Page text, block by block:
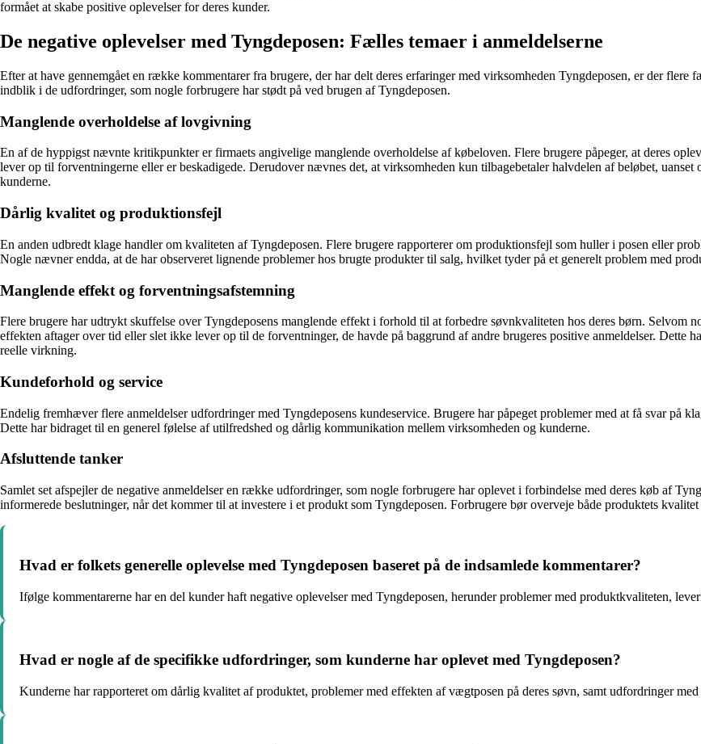
formået at skabe positive oplevelser for deres kunder.
De negative oplevelser med Tyngdeposen: Fælles temaer i anmeldelserne
Efter at have gennemgået en række kommentarer fra brugere, der har delt deres erfaringer med virksomheden Tyngdeposen, er der flere
indblik i de udfordringer, som nogle forbrugere har stødt på ved brugen af Tyngdeposen.
Manglende overholdelse af lovgivning
En af de hyppigst nævnte kritikpunkter er firmaets angivelige manglende overholdelse af købeloven. Flere brugere påpeger, at deres
lever op til forventningerne eller er beskadigede. Derudover nævnes det, at virksomheden kun tilbagebetaler halvdelen af beløbet,
kunderne.
Dårlig kvalitet og produktionsfejl
En anden udbredt klage handler om kvaliteten af Tyngdeposen. Flere brugere rapporterer om produktionsfejl som huller i posen eller
Nogle nævner endda, at de har observeret lignende problemer hos brugte produkter til salg, hvilket tyder på et generelt problem med
Manglende effekt og forventningsafstemning
Flere brugere har udtrykt skuffelse over Tyngdeposens manglende effekt i forhold til at forbedre søvnkvaliteten hos deres børn. Selvom
effekten aftager over tid eller slet ikke lever op til de forventninger, de havde på baggrund af andre brugeres positive anmeldelser. Dette
reelle virkning.
Kundeforhold og service
Endelig fremhæver flere anmeldelser udfordringer med Tyngdeposens kundeservice. Brugere har påpeget problemer med at få svar på
Dette har bidraget til en generel følelse af utilfredshed og dårlig kommunikation mellem virksomheden og kunderne.
Afsluttende tanker
Samlet set afspejler de negative anmeldelser en række udfordringer, som nogle forbrugere har oplevet i forbindelse med deres køb af
informerede beslutninger, når det kommer til at investere i et produkt som Tyngdeposen. Forbrugere bør overveje både produktets
Hvad er folkets generelle oplevelse med Tyngdeposen baseret på de indsamlede kommentarer?
Ifølge kommentarerne har en del kunder haft negative oplevelser med Tyngdeposen, herunder problemer med produktkvaliteten,
Hvad er nogle af de specifikke udfordringer, som kunderne har oplevet med Tyngdeposen?
Kunderne har rapporteret om dårlig kvalitet af produktet, problemer med effekten af vægtposen på deres søvn, samt udfordringer